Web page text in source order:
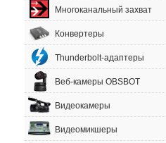
Многоканальный захват
Конвертеры
Thunderbolt-адаптеры
Веб-камеры OBSBOT
Видеокамеры
Видеомикшеры